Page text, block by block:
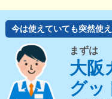
今は使えていても突然使
まずは
大阪
グッ